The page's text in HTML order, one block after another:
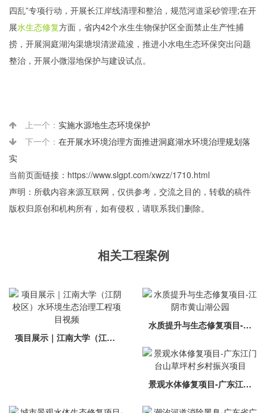
四乱”专项行动，开展长江岸线清理和整治，规范河道采砂管理;在开
展水生态修复方面，省内42个水生生物保护区全面禁止生产性捕
捞，开展洞庭湖沟渠塘坝清淤疏浚，推进小水电生态环保突出问题
整治，开展小微湿地保护与建设试点。
上一个： 实施水源地生态环境保护
下一个： 在开展水环境治理方面推进洞庭湖水环境治理规划落
实
当前页面链接：https://www.slgpt.com/xwzz/1710.html
声明：所载内容来源互联网，仅供参考，交流之目的，转载的稿件
版权归原创和机构所有，如有侵权，请联系我们删除。
相关工程案例
项目展示｜江南大学（江阴校区）水环境生态治理工程项目视频
水质提升与生态修复项目-江阴市黄山湖公园
景观水体修复项目-广东江门台山草坪村乡村振兴项目